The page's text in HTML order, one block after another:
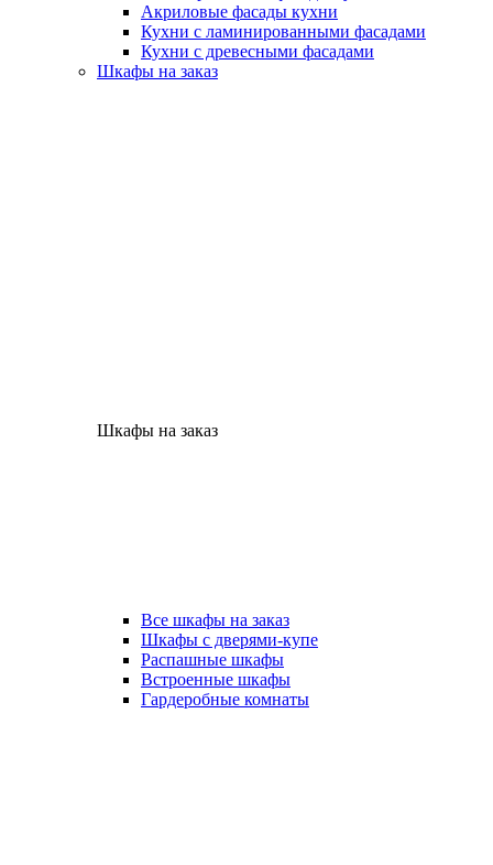
Акриловые фасады кухни
Кухни с ламинированными фасадами
Кухни с древесными фасадами
Шкафы на заказ
Шкафы на заказ
Все шкафы на заказ
Шкафы с дверями-купе
Распашные шкафы
Встроенные шкафы
Гардеробные комнаты